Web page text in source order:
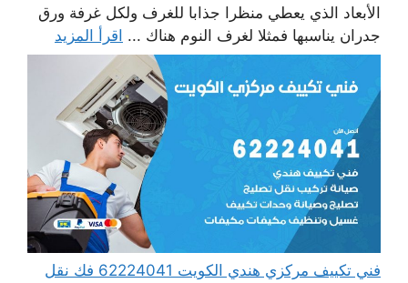
الأبعاد الذي يعطي منظرا جذابا للغرف ولكل غرفة ورق
جدران يناسبها فمثلا لغرف النوم هناك ... اقرأ المزيد
فني تكييف مركزي هندي الكويت 62224041 فك نقل